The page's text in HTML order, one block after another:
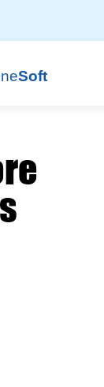
Soft